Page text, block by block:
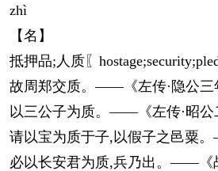
zhì
【名】
抵押品;人质〖
故周郑交质。——《左传·隐公三
以三公子为质。——《左传·昭公
请以宝为质于子,以假子之邑粟
必以长安君为质,兵乃出。——《